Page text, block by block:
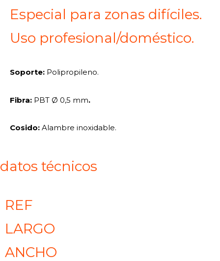
Especial para zonas difíciles.
Uso profesional/doméstico.
Soporte: Polipropileno.
Fibra: PBT Ø 0,5 mm.
Cosido: Alambre inoxidable.
datos técnicos
REF
LARGO
ANCHO